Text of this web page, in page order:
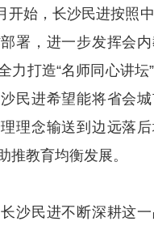
始，长沙民进按照中
署，进一步发挥会
力打造“名师同心讲坛
民进希望能将省会
理念输送到边远落
推教育均衡发展。
民进不断深耕这一